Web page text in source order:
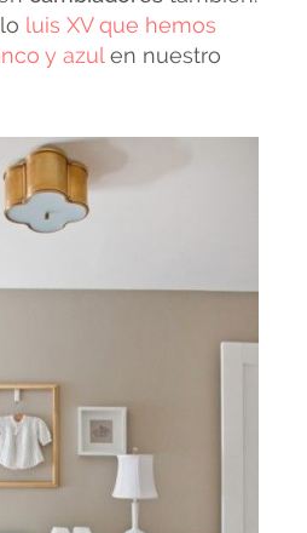
luis XV que hemos
y azul en nuestro